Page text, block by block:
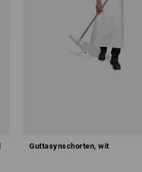
Guttasynschorten, wit